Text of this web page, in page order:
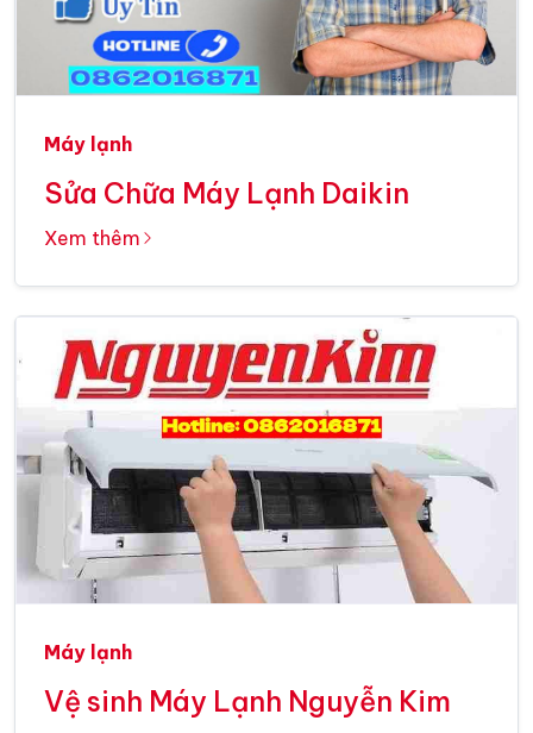
Máy lạnh
Sửa Chữa Máy Lạnh Daikin
Xem thêm
Máy lạnh
Vệ sinh Máy Lạnh Nguyễn Kim